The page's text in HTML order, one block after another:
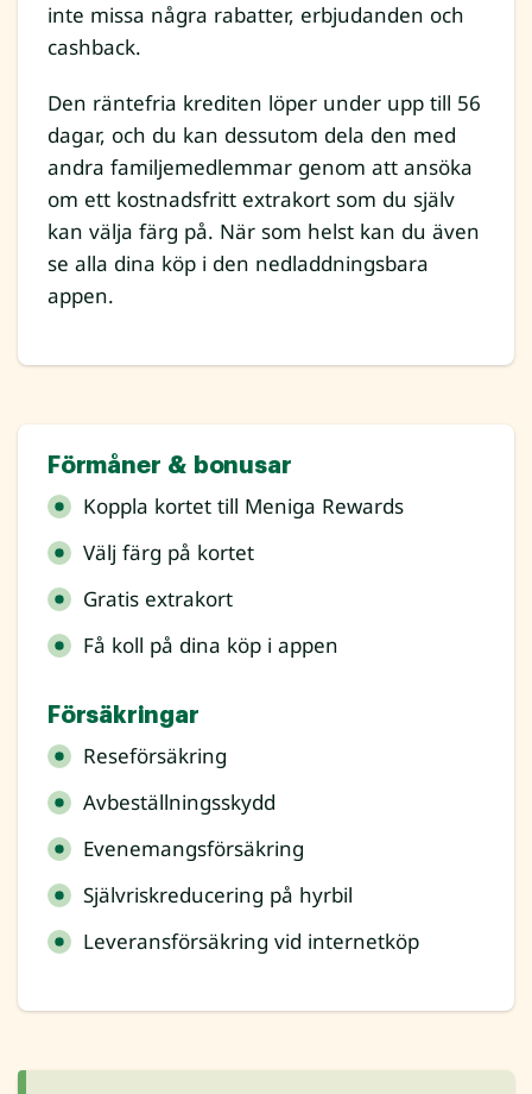
inte missa några rabatter, erbjudanden och
cashback.
Den räntefria krediten löper under upp till 56
dagar, och du kan dessutom dela den med
andra familjemedlemmar genom att ansöka
om ett kostnadsfritt extrakort som du själv
kan välja färg på. När som helst kan du även
se alla dina köp i den nedladdningsbara
appen.
Förmåner & bonusar
Koppla kortet till Meniga Rewards
Välj färg på kortet
Gratis extrakort
Få koll på dina köp i appen
Försäkringar
Reseförsäkring
Avbeställningsskydd
Evenemangsförsäkring
Självriskreducering på hyrbil
Leveransförsäkring vid internetköp